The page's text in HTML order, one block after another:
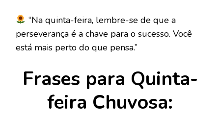
“Na quinta-feira, lembre-se de que a
perseverança é a chave para o sucesso. Você
está mais perto do que pensa.”
Frases para Quinta-
feira Chuvosa: